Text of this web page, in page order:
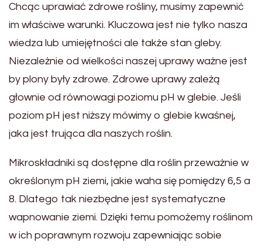
Chcąc uprawiać zdrowe rośliny, musimy zapewnić
im właściwe warunki. Kluczowa jest nie tylko nasza
wiedza lub umiejętności ale także stan gleby.
Niezależnie od wielkości naszej uprawy ważne jest
by plony były zdrowe. Zdrowe uprawy zależą
głownie od równowagi poziomu pH w glebie. Jeśli
poziom pH jest niższy mówimy o glebie kwaśnej,
jaka jest trująca dla naszych roślin.
Mikroskładniki są dostępne dla roślin przeważnie w
określonym pH ziemi, jakie waha się pomiędzy 6,5 a
8. Dlatego tak niezbędne jest systematyczne
wapnowanie ziemi. Dzięki temu pomożemy roślinom
w ich poprawnym rozwoju zapewniając sobie